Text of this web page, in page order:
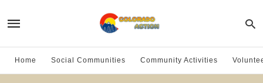
Home Social Communities Community Activities